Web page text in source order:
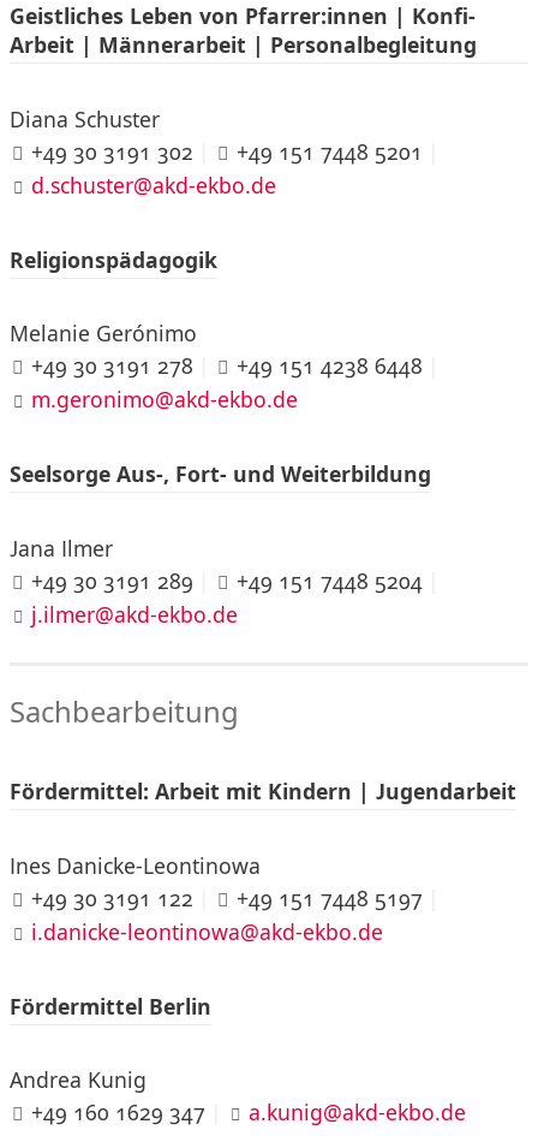
Geistliches Leben von Pfarrer:innen | Konfi-
Arbeit | Männerarbeit | Personalbegleitung
Diana Schuster
+49 30 3191 302
+49 151 7448 5201
d.schuster@akd-ekbo.de
Religionspädagogik
Melanie Gerónimo
+49 30 3191 278
+49 151 4238 6448
m.geronimo@akd-ekbo.de
Seelsorge Aus-, Fort- und Weiterbildung
Jana Ilmer
+49 30 3191 289
+49 151 7448 5204
j.ilmer@akd-ekbo.de
Sachbearbeitung
Fördermittel: Arbeit mit Kindern | Jugendarbeit
Ines Danicke-Leontinowa
+49 30 3191 122
+49 151 7448 5197
i.danicke-leontinowa@akd-ekbo.de
Fördermittel Berlin
Andrea Kunig
+49 160 1629 347
a.kunig@akd-ekbo.de